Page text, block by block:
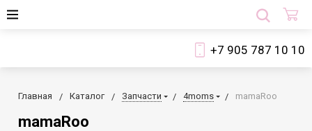
+7 905 787 10 10
Главная Каталог Запчасти 4moms mamaRoo
mamaRoo